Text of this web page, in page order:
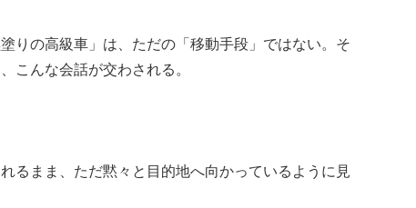
りの高級車」は、ただの「移動手段」ではない。そ
こんな会話が交わされる。
るまま、ただ黙々と目的地へ向かっているように見